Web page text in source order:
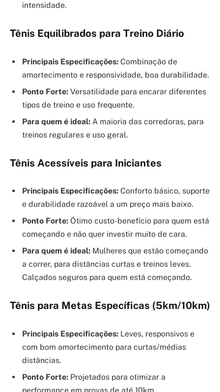
intensidade.
Tênis Equilibrados para Treino Diário
Principais Especificações: Combinação de
amortecimento e responsividade, boa durabilidade.
Ponto Forte: Versatilidade para encarar diferentes
tipos de treino e uso frequente.
Para quem é ideal: A maioria das corredoras, para
treinos regulares e uso geral.
Tênis Acessíveis para Iniciantes
Principais Especificações: Conforto básico, suporte
e durabilidade razoável a um preço mais baixo.
Ponto Forte: Ótimo custo-benefício para quem está
começando e não quer investir muito de cara.
Para quem é ideal: Mulheres que estão começando
a correr, para distâncias curtas e treinos leves.
Calçados seguros para quem está começando.
Tênis para Metas Específicas (5km/10km)
Principais Especificações: Leves, responsivos e
com bom amortecimento para curtas/médias
distâncias.
Ponto Forte: Projetados para otimizar a
performance em provas de até 10km.